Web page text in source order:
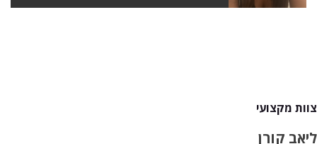
צוות מקצועי
ליאב קורן